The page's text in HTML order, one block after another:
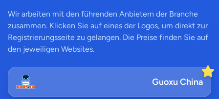
Wir arbeiten mit den führenden Anbietern der Branche
zusammen. Klicken Sie auf eines der Logos, um direkt zur
Registrierungsseite zu gelangen. Die Preise finden Sie auf
den jeweiligen Websites.
Guoxu China